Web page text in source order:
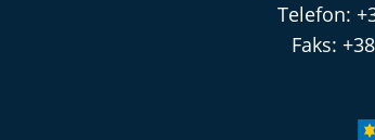
Telefon:
Faks: